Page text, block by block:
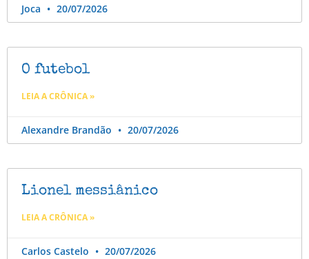
Joca 20/07/2026
O futebol
LEIA A CRÔNICA »
Alexandre Brandão 20/07/2026
Lionel messiânico
LEIA A CRÔNICA »
Carlos Castelo 20/07/2026